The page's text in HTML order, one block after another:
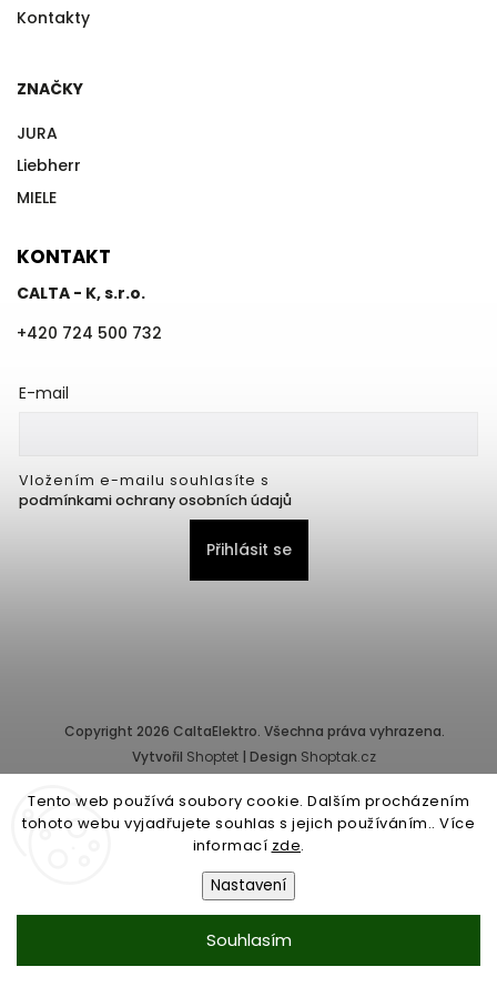
Tento web používá soubory cookie. Dalším procházením
tohoto webu vyjadřujete souhlas s jejich používáním.. Více
informací zde.
Nastavení
Souhlasím
Kontakty
ZNAČKY
JURA
Liebherr
MIELE
KONTAKT
CALTA - K, s.r.o.
+420 724 500 732
E-mail
Vložením e-mailu souhlasíte s
podmínkami ochrany osobních údajů
Přihlásit se
Copyright 2026 CaltaElektro. Všechna práva vyhrazena.
Vytvořil Shoptet | Design Shoptak.cz
Provozovatel e-shopu: CALTA - K, s.r.o., IČ: 25155822, Pernerova
10/32, Karlín, 186 00 Praha.
Společnost je zapsána v obchodním rejstříku vedeném Městským
soudem v Praze - oddíl C, vložka 87218.